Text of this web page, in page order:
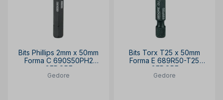
Bits Phillips 2mm x 50mm
Forma C 690S50PH2
GEDORE
Gedore
Bits Torx T25 x 50mm
Forma E 689R50-T25
GEDORE
Gedore